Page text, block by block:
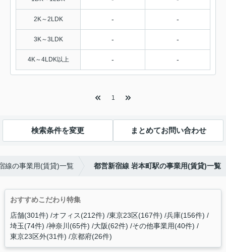
2K～2LDK - -
3K～3LDK - -
4K～4LDK以上 - -
1
検索条件を変更 まとめてお問い合わせ
線の事業用(賃貸)一覧 都営新宿線 岩本町駅の事業用(賃貸)一覧
おすすめこだわり特集
店舗(301件) オフィス(212件) 東京23区(167件) 兵庫(156件)
埼玉(74件) 神奈川(65件) 大阪(62件) その他事業用(40件)
東京23区外(31件) 京都府(26件)